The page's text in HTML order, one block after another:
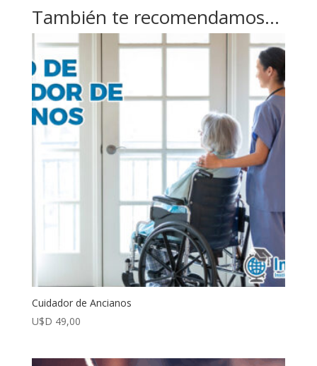
También te recomendamos…
Cuidador de Ancianos
U$D 49,00